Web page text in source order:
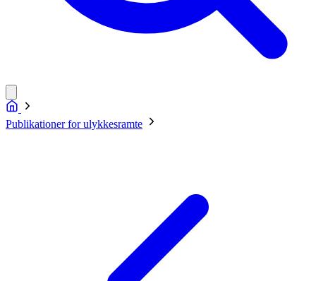
Publikationer for ulykkesramte